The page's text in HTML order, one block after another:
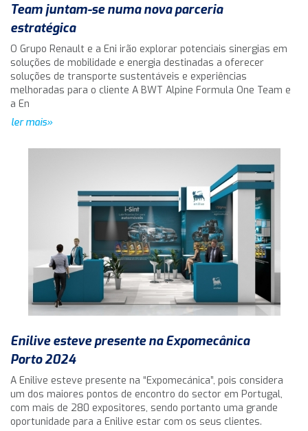
Team juntam-se numa nova parceria
estratégica
O Grupo Renault e a Eni irão explorar potenciais sinergias em
soluções de mobilidade e energia destinadas a oferecer
soluções de transporte sustentáveis e experiências
melhoradas para o cliente A BWT Alpine Formula One Team e
a En
ler mais»
Enilive esteve presente na Expomecânica
Porto 2024
A Enilive esteve presente na “Expomecánica”, pois considera
um dos maiores pontos de encontro do sector em Portugal,
com mais de 280 expositores, sendo portanto uma grande
oportunidade para a Enilive estar com os seus clientes.